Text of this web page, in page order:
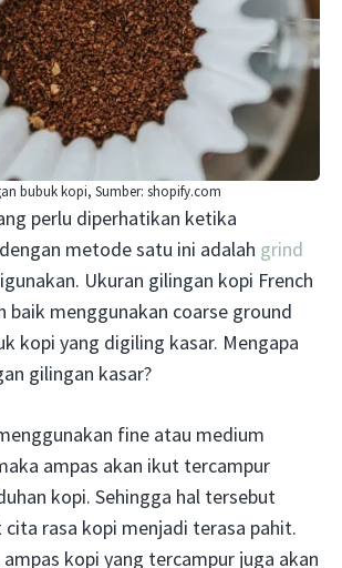
bubuk kopi, Sumber: shopify.com
perlu diperhatikan ketika
metode satu ini adalah grind
Ukuran gilingan kopi French
baik menggunakan coarse ground
kopi yang digiling kasar. Mengapa
gilingan kasar?
fine atau medium
ampas akan ikut tercampur
kopi. Sehingga hal tersebut
rasa kopi menjadi terasa pahit.
kopi yang tercampur juga akan